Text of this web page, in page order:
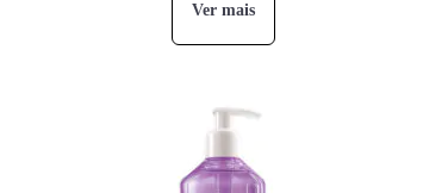
Ver mais